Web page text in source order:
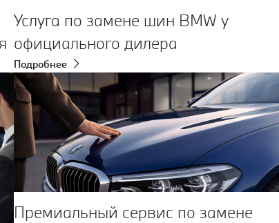
Услуга по замене шин BMW у
официального дилера
Подробнее
Премиальный сервис по замене